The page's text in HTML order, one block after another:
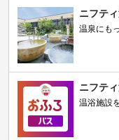
ニフテ
温泉にも
ニフテ
温浴施設